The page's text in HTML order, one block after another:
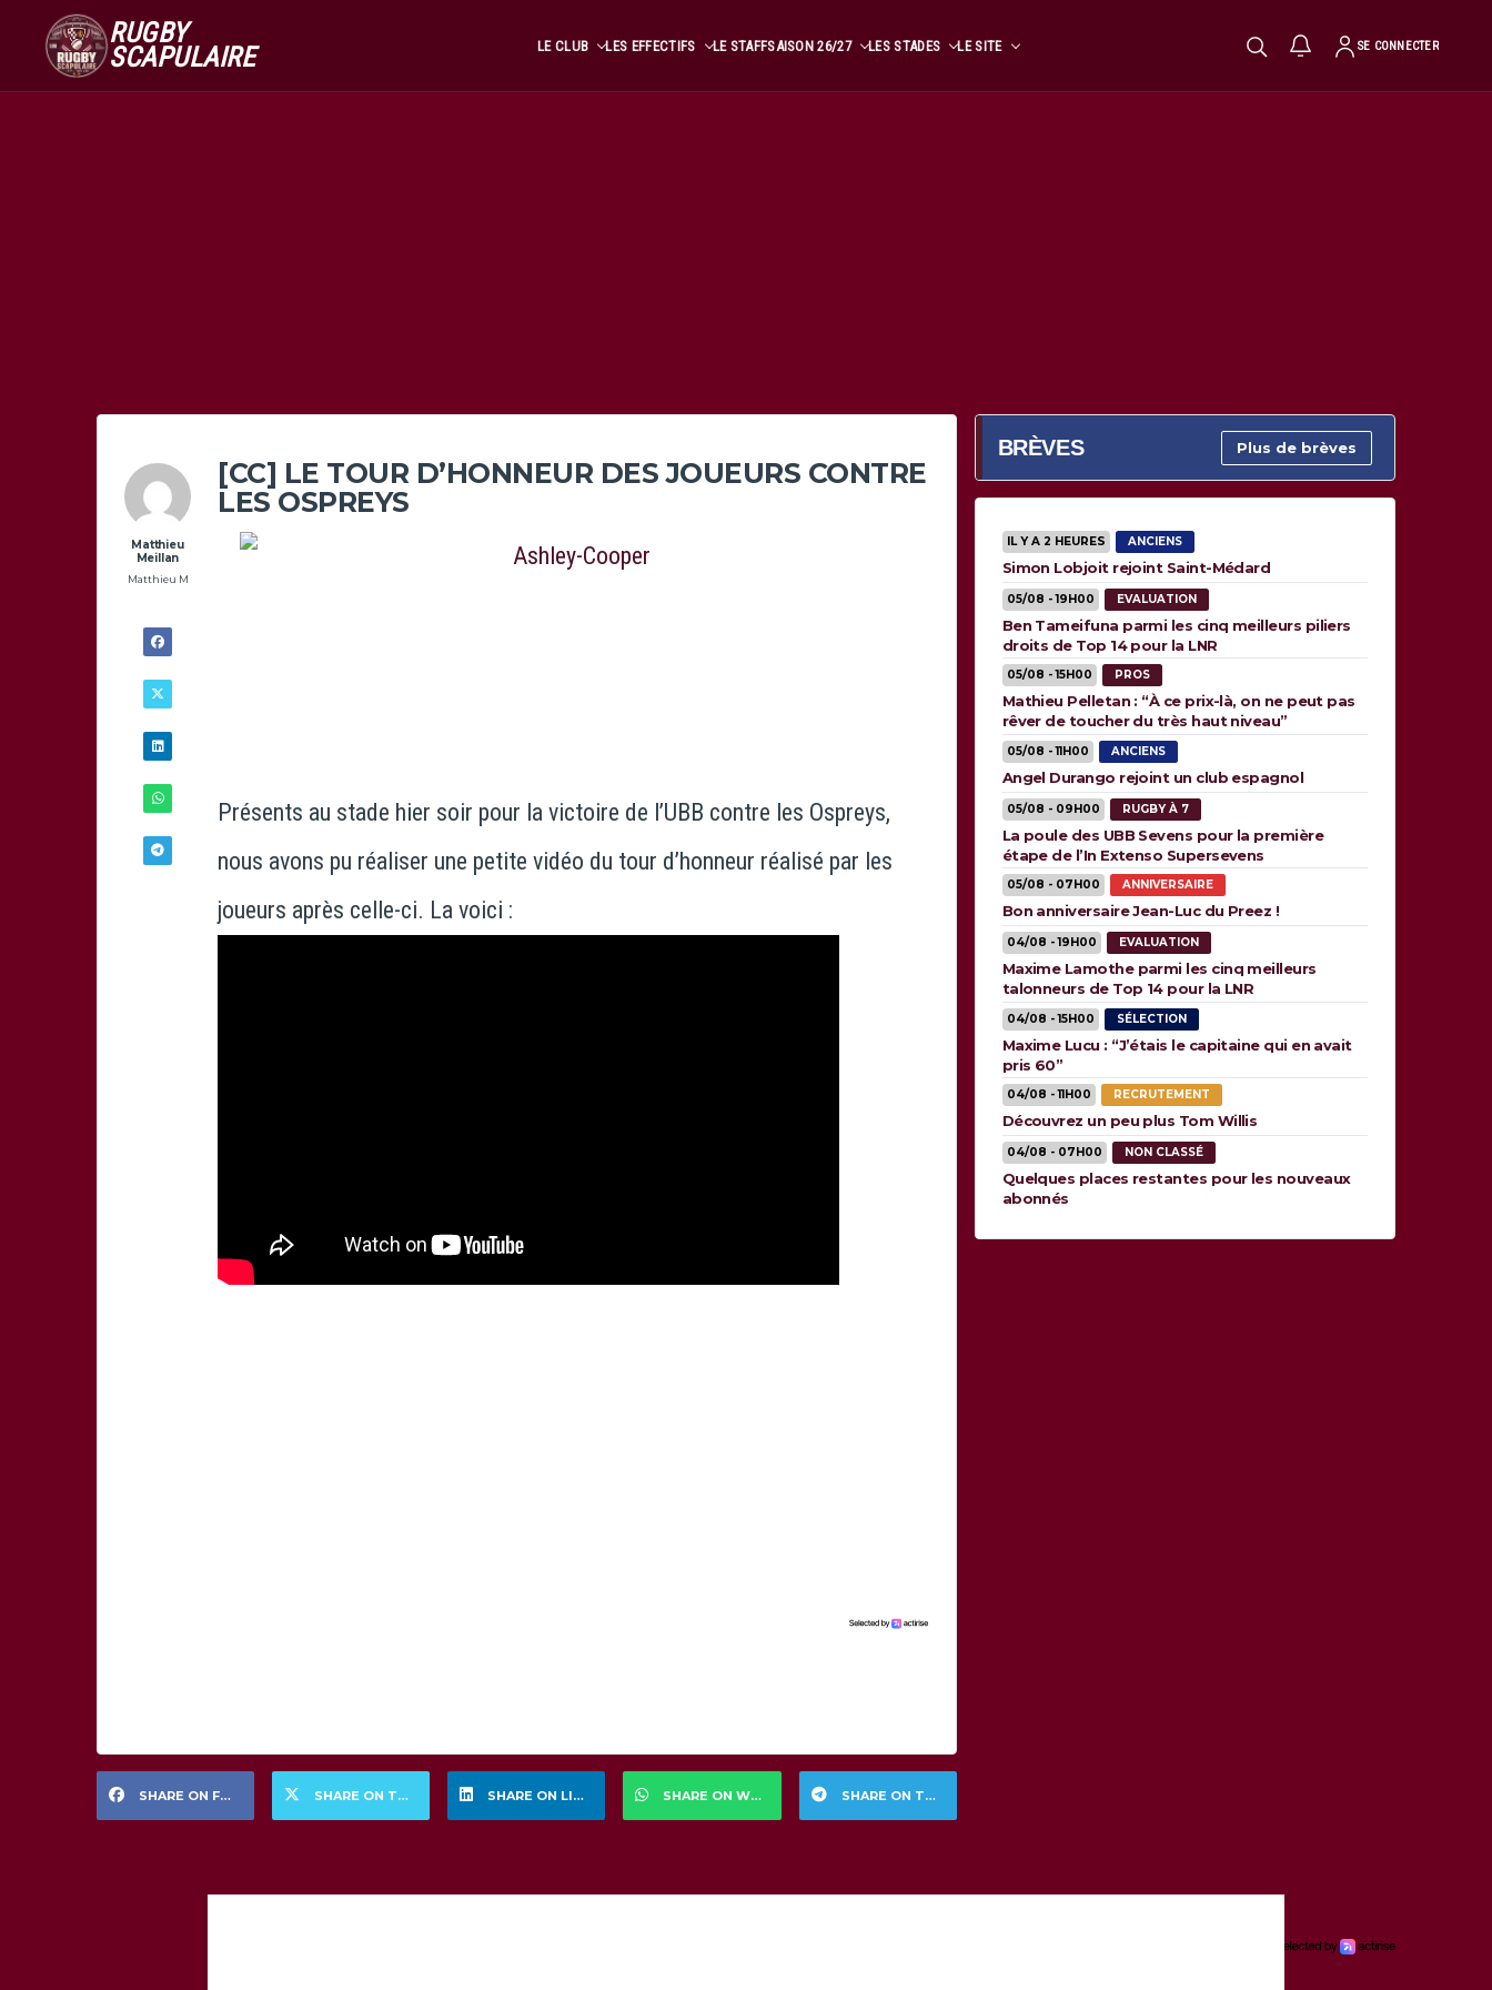
RUGBY
SCAPULAIRE LE CLUB LES EFFECTIFS LE STAFFSAISON 26/27 LES STADES LE SITE SE CONNECTER
Matthieu
Meillan
Matthieu M
[CC] LE TOUR D’HONNEUR DES JOUEURS CONTRE
LES OSPREYS
Présents au stade hier soir pour la victoire de l’UBB contre les Ospreys,
nous avons pu réaliser une petite vidéo du tour d’honneur réalisé par les
joueurs après celle-ci. La voici :
SHARE ON FACEBOOK SHARE ON TWITTER SHARE ON LINKEDIN SHARE ON WHATSAPP SHARE ON TELEGRAM
BRÈVES Plus de brèves
IL Y A 2 HEURES ANCIENS
Simon Lobjoit rejoint Saint-Médard
05/08 - 19H00 EVALUATION
Ben Tameifuna parmi les cinq meilleurs piliers
droits de Top 14 pour la LNR
05/08 - 15H00 PROS
Mathieu Pelletan : “À ce prix-là, on ne peut pas
rêver de toucher du très haut niveau”
05/08 - 11H00 ANCIENS
Angel Durango rejoint un club espagnol
05/08 - 09H00 RUGBY À 7
La poule des UBB Sevens pour la première
étape de l’In Extenso Supersevens
05/08 - 07H00 ANNIVERSAIRE
Bon anniversaire Jean-Luc du Preez !
04/08 - 19H00 EVALUATION
Maxime Lamothe parmi les cinq meilleurs
talonneurs de Top 14 pour la LNR
04/08 - 15H00 SÉLECTION
Maxime Lucu : “J’étais le capitaine qui en avait
pris 60”
04/08 - 11H00 RECRUTEMENT
Découvrez un peu plus Tom Willis
04/08 - 07H00 NON CLASSÉ
Quelques places restantes pour les nouveaux
abonnés